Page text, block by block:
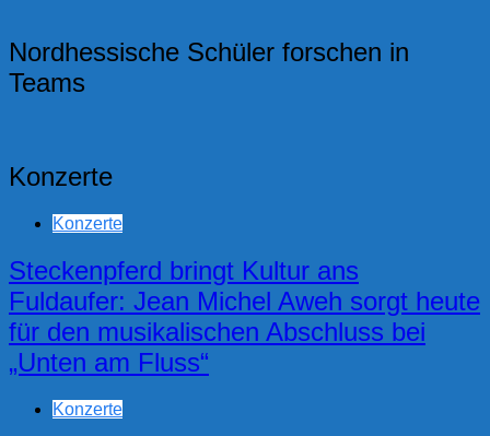
Nordhessische Schüler forschen in
Teams
Konzerte
Konzerte
Steckenpferd bringt Kultur ans
Fuldaufer: Jean Michel Aweh sorgt heute
für den musikalischen Abschluss bei
„Unten am Fluss“
Konzerte